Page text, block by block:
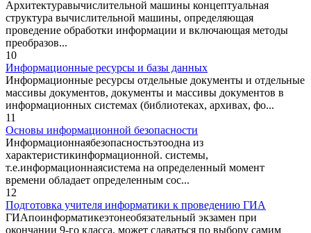
Архитектуравычислительной машины концептуальная
структура вычислительной машины, определяющая
проведение обработки информации и включающая методы
преобразов...
10
Информационные ресурсы и базы данных
Информационные ресурсы отдельные документы и отдельные
массивы документов, документы и массивы документов в
информационных системах (библиотеках, архивах, фо...
11
Основы информационной безопасности
Информационнаябезопасностьэтоодна из
характеристикинформационной. системы,
т.е.информационнаясистема на определенный момент
времени обладает определенным сос...
12
Подготовка учителя информатики к проведению ГИА
ГИАпоинформатикеэтонеобязательный экзамен при
окончании 9-го класса, может сдаваться по выбору самим